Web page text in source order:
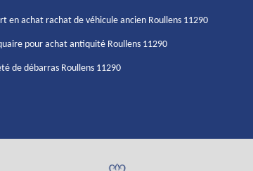
en achat rachat de véhicule ancien Roullens 11290
pour achat antiquité Roullens 11290
de débarras Roullens 11290